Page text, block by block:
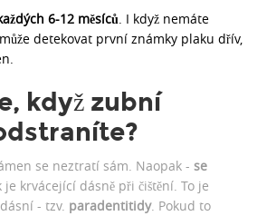
6-12 měsíců. I když nemáte
detekovat první známky plaku dřív,
když zubní
se neztratí sám. Naopak - se
krvácející dásně při čištění. To je
- tzv. paradentitidy. Pokud to